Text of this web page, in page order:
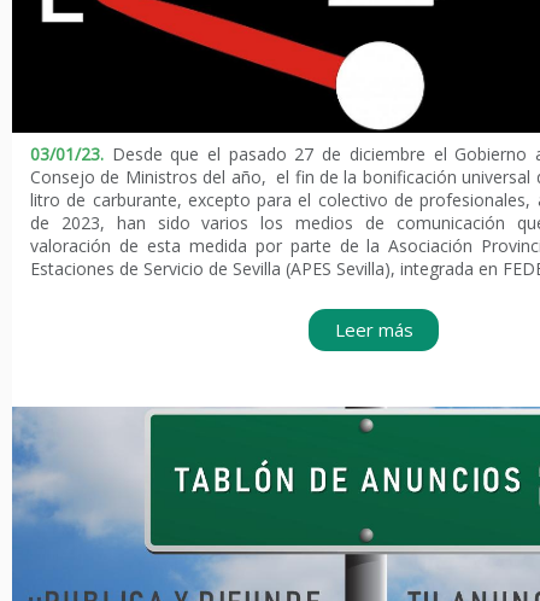
03/01/23. Desde que el pasado 27 de diciembre el Gobierno
Consejo de Ministros del año, el fin de la bonificación universal
litro de carburante, excepto para el colectivo de
de 2023, han sido varios los medios de comunicación
valoración de esta medida por parte de la Asociación
Estaciones de Servicio de Sevilla (APES Sevilla), integrada en
Leer más